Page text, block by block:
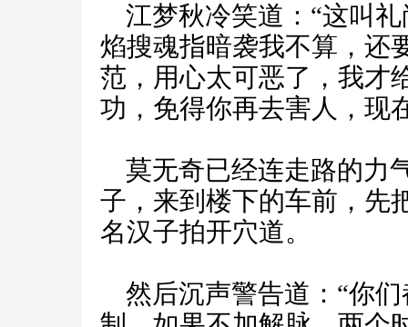
江梦秋冷笑道：“这叫
焰搜魂指暗袭我不算，还
范，用心太可恶了，我才
功，免得你再去害人，现
莫无奇已经连走路的力
子，来到楼下的车前，先
名汉子拍开穴道。
然后沉声警告道：“你